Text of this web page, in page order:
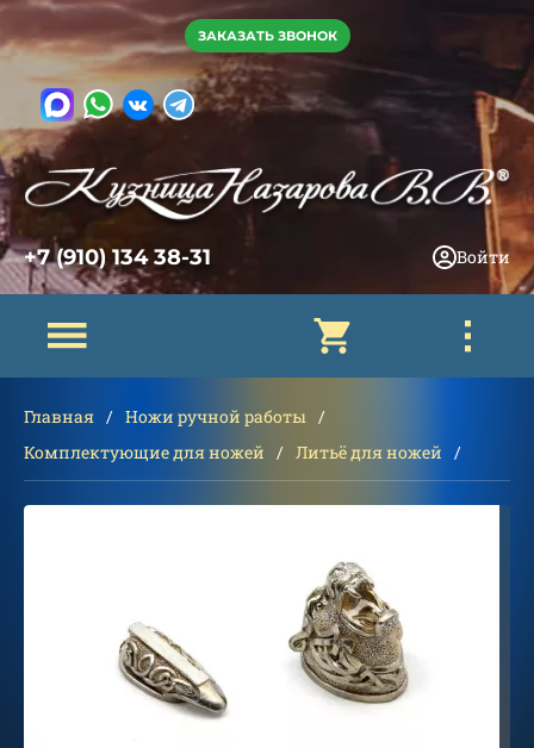
ЗАКАЗАТЬ ЗВОНОК
+7 (910) 134 38-31 Войти
Главная
Ножи ручной работы
Комплектующие для ножей
Литьё для ножей